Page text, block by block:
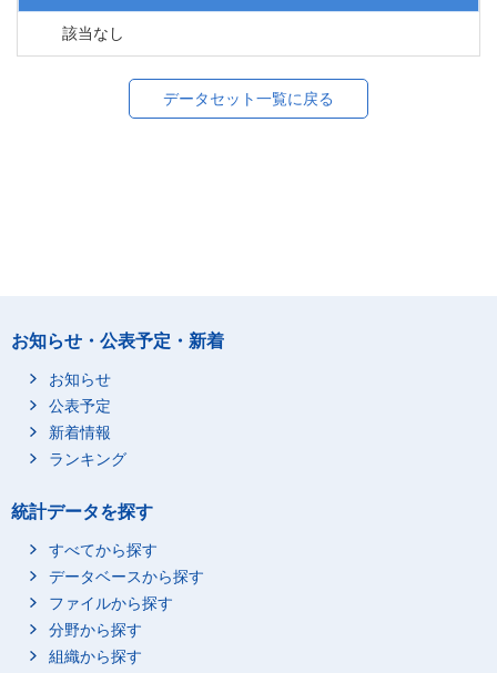
該当なし
データセット一覧に戻る
お知らせ・公表予定・新着
お知らせ
公表予定
新着情報
ランキング
統計データを探す
すべてから探す
データベースから探す
ファイルから探す
分野から探す
組織から探す